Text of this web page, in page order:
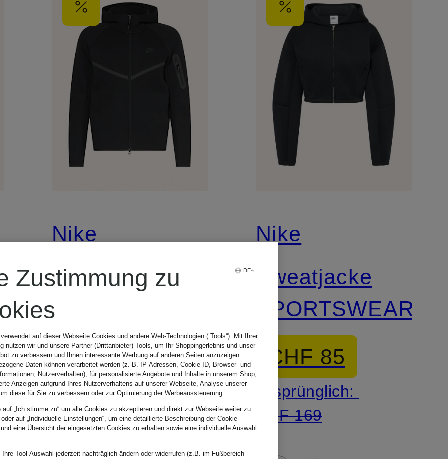
Nike
Hoodie TECH
FLEECE
CHF 100
Ursprünglich:
CHF 129
Nike
Sweatjacke
SPORTSWEAR
CHF 85
Ursprünglich:
CHF 169
DE
Zustimmung zu
auf dieser Webseite Cookies und andere Web-Technologien („Tools“). Mit Ihrer
nutzen wir und unsere Partner (Drittanbieter) Tools, um Ihr Shoppingerlebnis und unser
zu verbessern und Ihnen interessante Werbung auf anderen Seiten anzuzeigen.
Daten können verarbeitet werden (z. B. IP-Adressen, Cookie-ID, Browser- und
Nutzerverhalten), für personalisierte Angebote und Inhalte in unserem Shop,
Anzeigen aufgrund Ihres Nutzerverhaltens auf unserer Webseite, Analyse unserer
diese für Sie zu verbessern oder zur Optimierung der Werbeaussteuerung.
auf „Ich stimme zu“ um alle Cookies zu akzeptieren und direkt zur Webseite weiter zu
auf „Individuelle Einstellungen“, um eine detaillierte Beschreibung der Cookie-
eine Übersicht der eingesetzten Cookies zu erhalten sowie eine individuelle Auswahl
Ihre Tool-Auswahl jederzeit nachträglich ändern oder widerrufen (z.B. im Fußbereich